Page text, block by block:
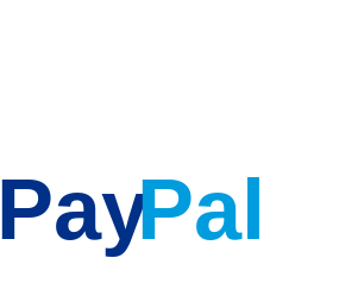
PayPal